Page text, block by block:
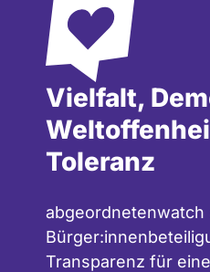
Vielfalt,
Toleranz
Transparenz für